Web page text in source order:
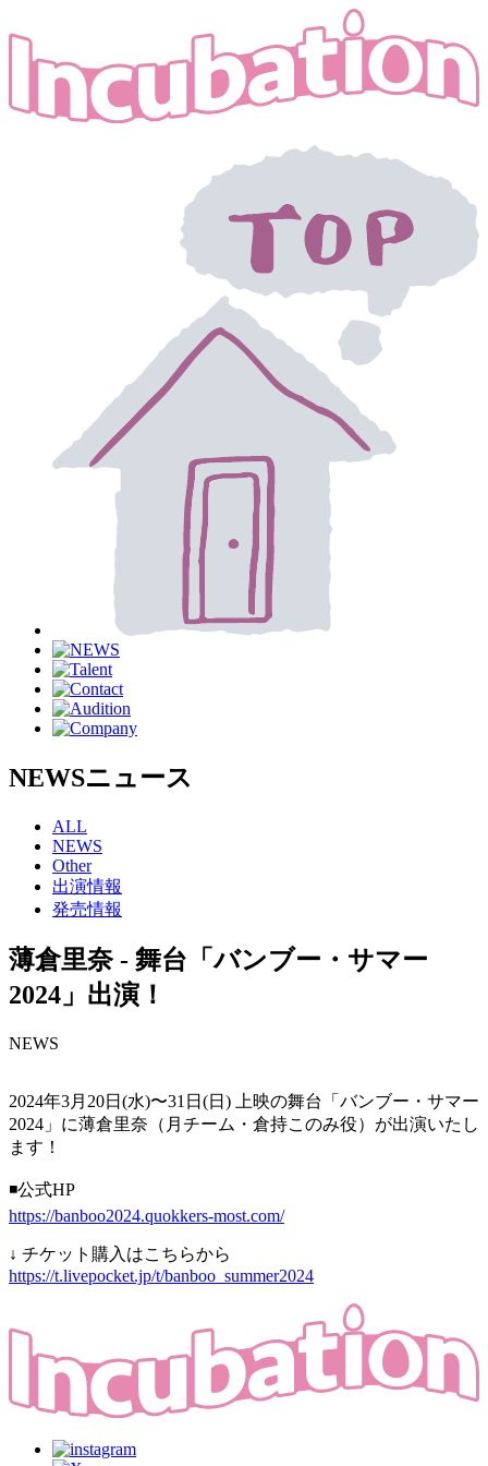
NEWSニュース
ALL
NEWS
Other
出演情報
発売情報
薄倉里奈 - 舞台「バンブー・サマー
2024」出演！
NEWS
2024年3月20日(水)〜31日(日) 上映の舞台「バンブー・サマー
2024」に薄倉里奈（月チーム・倉持このみ役）が出演いたし
ます！
◾️公式HP
https://banboo2024.quokkers-most.com/
↓ チケット購入はこちらから
https://t.livepocket.jp/t/banboo_summer2024